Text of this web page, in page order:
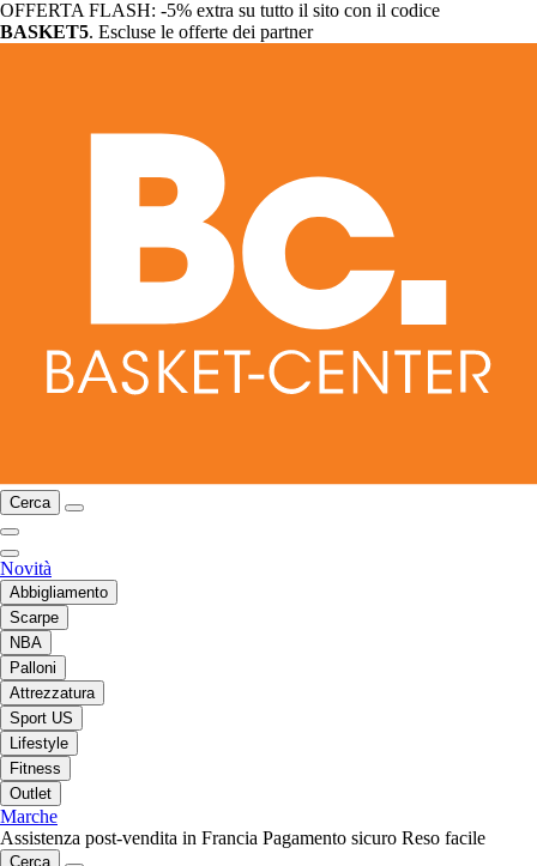
OFFERTA FLASH: -5% extra su tutto il sito con il codice
BASKET5. Escluse le offerte dei partner
Cerca
Novità
Abbigliamento
Scarpe
NBA
Palloni
Attrezzatura
Sport US
Lifestyle
Fitness
Outlet
Marche
Assistenza post-vendita in Francia Pagamento sicuro Reso facile
Cerca